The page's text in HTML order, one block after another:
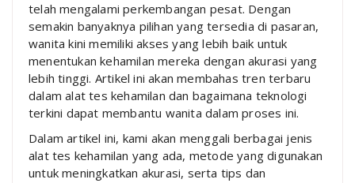
telah mengalami perkembangan pesat. Dengan
semakin banyaknya pilihan yang tersedia di pasaran,
wanita kini memiliki akses yang lebih baik untuk
menentukan kehamilan mereka dengan akurasi yang
lebih tinggi. Artikel ini akan membahas tren terbaru
dalam alat tes kehamilan dan bagaimana teknologi
terkini dapat membantu wanita dalam proses ini.
Dalam artikel ini, kami akan menggali berbagai jenis
alat tes kehamilan yang ada, metode yang digunakan
untuk meningkatkan akurasi, serta tips dan